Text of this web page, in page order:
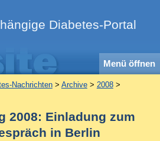
Diabetes-Portal
Menü öffnen
Nachrichten> Archive> 2008>
2008: Einladung zum
in Berlin